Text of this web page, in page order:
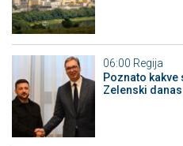
06:00 Regija
Poznato
Zelenski